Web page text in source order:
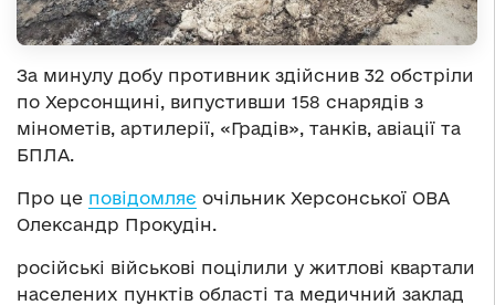
За минулу добу противник здійснив 32 обстріли
по Херсонщині, випустивши 158 снарядів з
мінометів, артилерії, «Градів», танків, авіації та
БПЛА.
Про це повідомляє очільник Херсонської ОВА
Олександр Прокудін.
російські військові поцілили у житлові квартали
населених пунктів області та медичний заклад